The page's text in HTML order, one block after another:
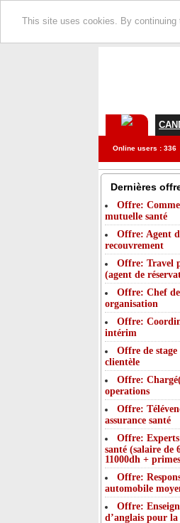
This site uses cookies. By continuing
Online users : 336
Dernières
Offre:
mutuelle santé
Offre: Agent
recouvrement
Offre: Travel
(agent de
Offre: Chef
organisation
Offre:
intérim
Offre de stage
clientèle
Offre:
operations
Offre:
assurance santé
Offre:
santé (salaire de
11000dh +
Offre:
automobile
Offre:
d’anglais pour